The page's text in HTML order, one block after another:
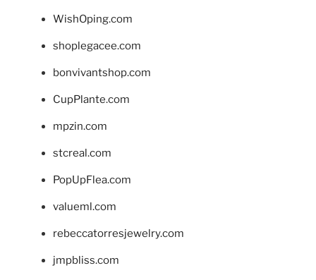
WishOping.com
shoplegacee.com
bonvivantshop.com
CupPlante.com
mpzin.com
stcreal.com
PopUpFlea.com
valueml.com
rebeccatorresjewelry.com
jmpbliss.com